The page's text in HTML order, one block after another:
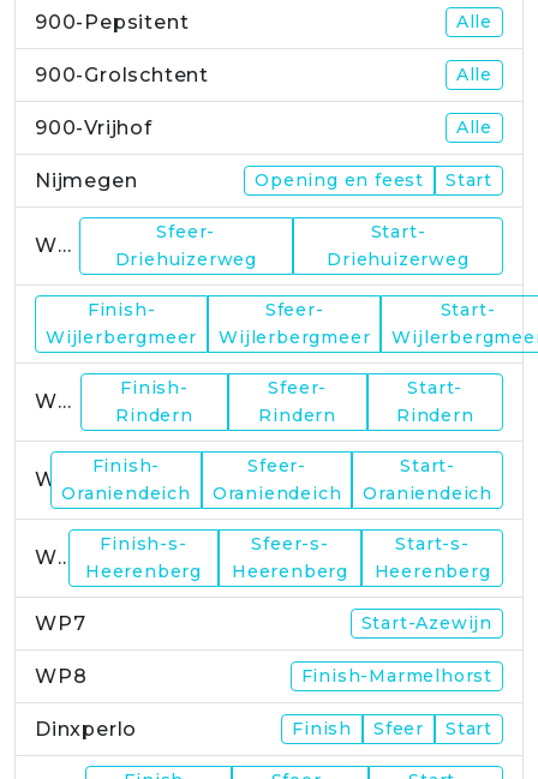
900-Pepsitent Alle
900-Grolschtent Alle
900-Vrijhof Alle
Nijmegen Opening en feest Start
WP1
Sfeer-
Driehuizerweg
Start-
Driehuizerweg
Finish-
Wijlerbergmeer
Sfeer-
Wijlerbergmeer
Start-
WP4
Finish-
Rindern
Sfeer-
Rindern
Start-
Rindern
Finish-
Oraniendeich
Sfeer-
Oraniendeich
Start-
Oraniendeich
WP6
Finish-s-
Heerenberg
Sfeer-s-
Heerenberg
Start-s-
Heerenberg
WP7 Start-Azewijn
WP8 Finish-Marmelhorst
Dinxperlo Finish Sfeer Start